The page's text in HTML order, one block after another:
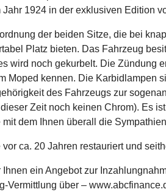
1924 in der exklusiven Edition
der beiden Sitze, die bei
Platz bieten. Das Fahrzeug
wird noch gekurbelt. Die Zündung
Moped kennen. Die Karbidlampen
des Fahrzeugs zur
Zeit noch keinen Chrom). Es
dem Ihnen überall die
ca. 20 Jahren restauriert und
ein Angebot zur
Vermittlung über –